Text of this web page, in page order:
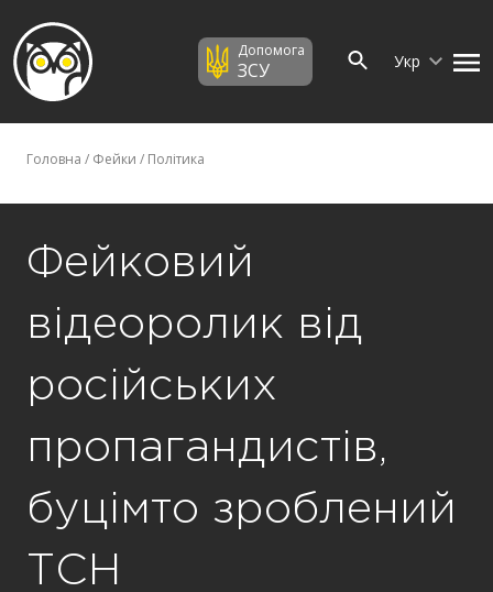
Допомога
ЗСУ Укр
Головна / Фейки / Політика
Фейковий
відеоролик від
російських
пропагандистів,
буцімто зроблений
ТСН